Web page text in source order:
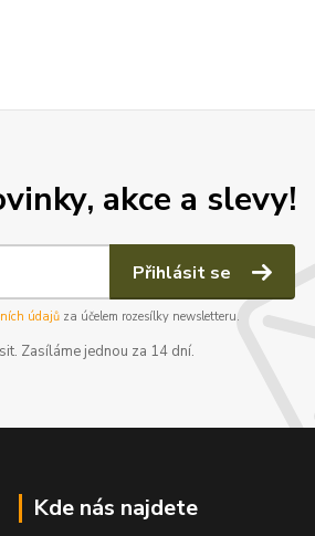
akce a slevy!
Přihlásit se
údajůza účelem rozesílky newsletteru.
Zasíláme jednou za 14 dní.
Kde nás najdete